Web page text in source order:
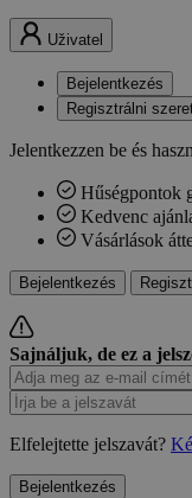
Uživatel
Bejelentkezés
Regisztrálni
Jelentkezzen be és
Hűségpontok
Kedvenc
Vásárlások
Bejelentkezés
Sajnáljuk, de ez a
Elfelejtette jelszavát?
Bejelentkezés